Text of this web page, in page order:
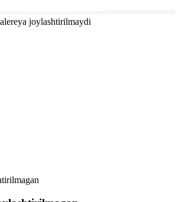
joylashtirilmaydi